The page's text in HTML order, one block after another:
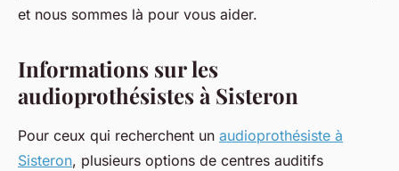
et nous sommes là pour vous aider.
Informations sur les
audioprothésistes à Sisteron
Pour ceux qui recherchent un audioprothésiste à
Sisteron, plusieurs options de centres auditifs